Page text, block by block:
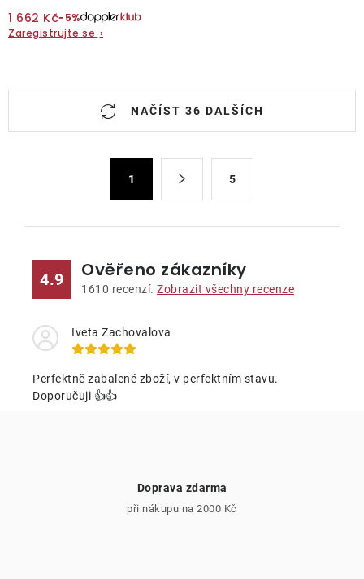
1 662 Kč−5%
Zaregistrujte se ›
O
NAČÍST 36 DALŠÍCH
1 5
4.9 Ověřeno zákazníky
1610 recenzí. Zobrazit všechny recenze
Iveta Zachovalova
Perfektně zabalené zboží, v perfektním stavu.
Doporučuji 👍👍
Doprava zdarma
při nákupu na 2000 Kč